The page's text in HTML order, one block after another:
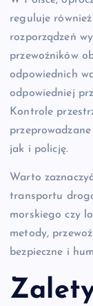
reguluje
rozporządzeń
przewoźników
odpowiednich
odpowiedniej
Kontrole
jak i policję.
Warto
transportu
morskiego czy
metody,
bezpieczne i